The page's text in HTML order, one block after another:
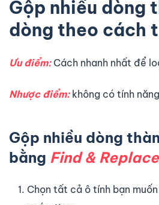
Gộp nhiều dòng
dòng theo cách
Ưu điểm:Cách nhanh nhất để
Nhược điểm:không có tính
Gộp nhiều dòng
bằng Find & Replace
Chọn tất cả ô tính bạn